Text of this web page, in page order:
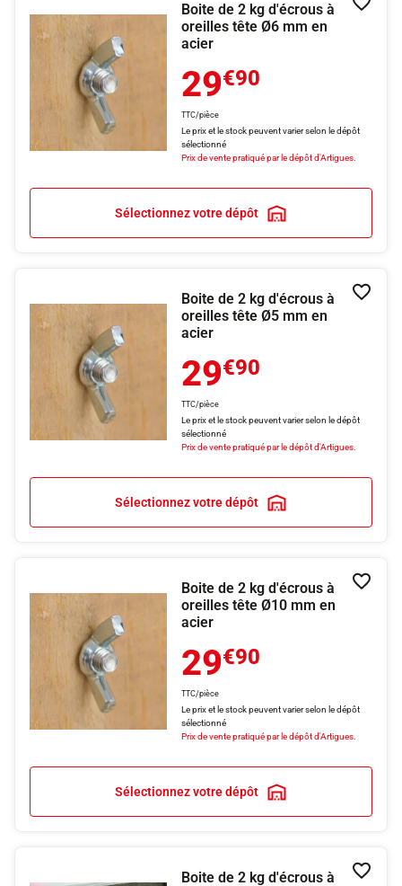
Boite de 2 kg d'écrous à
oreilles tête Ø6 mm en
acier
29€90
TTC/pièce
Le prix et le stock peuvent varier selon le dépôt
sélectionné
Prix de vente pratiqué par le dépôt d'Artigues.
Sélectionnez votre dépôt
Boite de 2 kg d'écrous à
oreilles tête Ø5 mm en
acier
29€90
TTC/pièce
Le prix et le stock peuvent varier selon le dépôt
sélectionné
Prix de vente pratiqué par le dépôt d'Artigues.
Sélectionnez votre dépôt
Boite de 2 kg d'écrous à
oreilles tête Ø10 mm en
acier
29€90
TTC/pièce
Le prix et le stock peuvent varier selon le dépôt
sélectionné
Prix de vente pratiqué par le dépôt d'Artigues.
Sélectionnez votre dépôt
Boite de 2 kg d'écrous à